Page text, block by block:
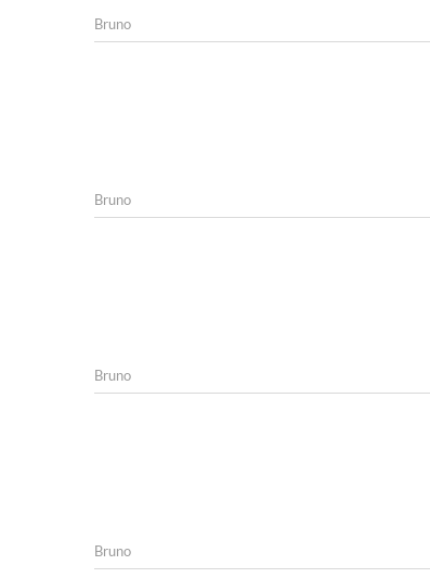
Bruno
Bruno
Bruno
Bruno